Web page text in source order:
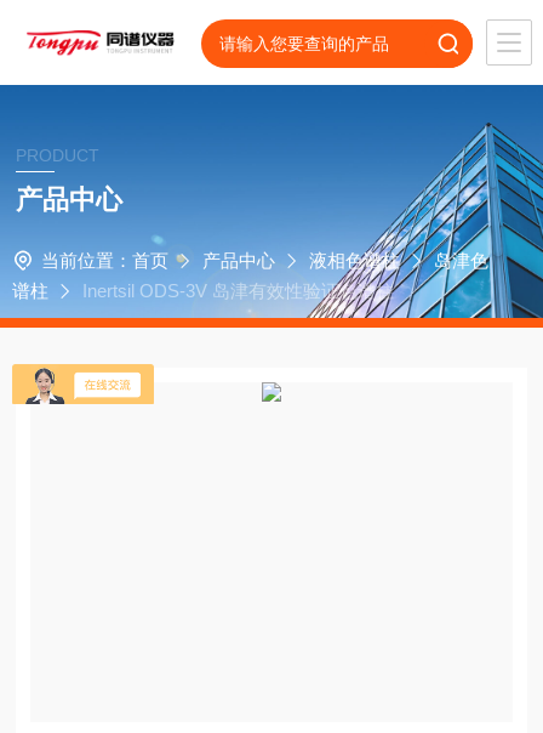
PRODUCT
产品中心
当前位置： 首页 产品中心 液相色谱柱
岛津色
谱柱
Inertsil ODS-3V 岛津有效性验证色谱柱